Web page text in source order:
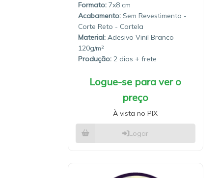
7x8
Sem Revestimento -
Corte Reto - Cartela
Material: Adesivo Vinil Branco
120g/m²
Produção: 2 dias
Logue-se para ver o
preço
À vista no PIX
Logar